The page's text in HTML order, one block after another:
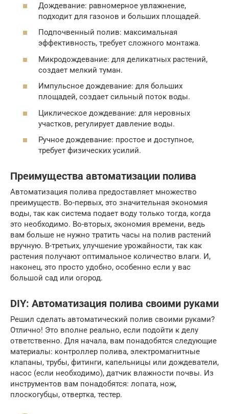
Дождевание: равномерное увлажнение,
подходит для газонов и больших площадей.
Подпочвенный полив: максимальная
эффективность, требует сложного монтажа.
Микродождевание: для деликатных растений,
создает мелкий туман.
Импульсное дождевание: для больших
площадей, создает сильный поток воды.
Циклическое дождевание: для неровных
участков, регулирует давление воды.
Ручное дождевание: простое и доступное,
требует физических усилий.
Преимущества автоматизации полива
Автоматизация полива предоставляет множество
преимуществ. Во-первых, это значительная экономия
воды, так как система подает воду только тогда, когда
это необходимо. Во-вторых, экономия времени, ведь
вам больше не нужно тратить часы на полив растений
вручную. В-третьих, улучшение урожайности, так как
растения получают оптимальное количество влаги. И,
наконец, это просто удобно, особенно если у вас
большой сад или огород.
DIY: Автоматизация полива своими руками
Решил сделать автоматический полив своими руками?
Отлично! Это вполне реально, если подойти к делу
ответственно. Для начала, вам понадобятся следующие
материалы: контроллер полива, электромагнитные
клапаны, трубы, фитинги, капельницы или дождеватели,
насос (если необходимо), датчик влажности почвы. Из
инструментов вам понадобятся: лопата, нож,
плоскогубцы, отвертка, тестер.